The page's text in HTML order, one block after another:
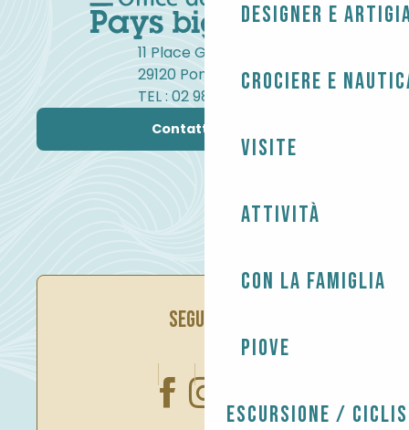
Designer e
Crociere e
Visite
Attività
Con la famiglia
Piove
Escursione /
11 Place Gambetta
29120 Pont-l'Abbé
TEL : 02 98 82 37 99
Contattateci
SEGUITECI